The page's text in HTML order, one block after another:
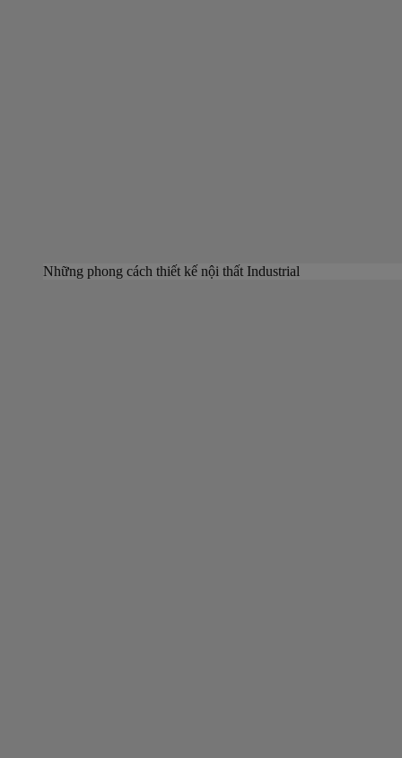
Những phong cách thiết kế nội thất Industrial